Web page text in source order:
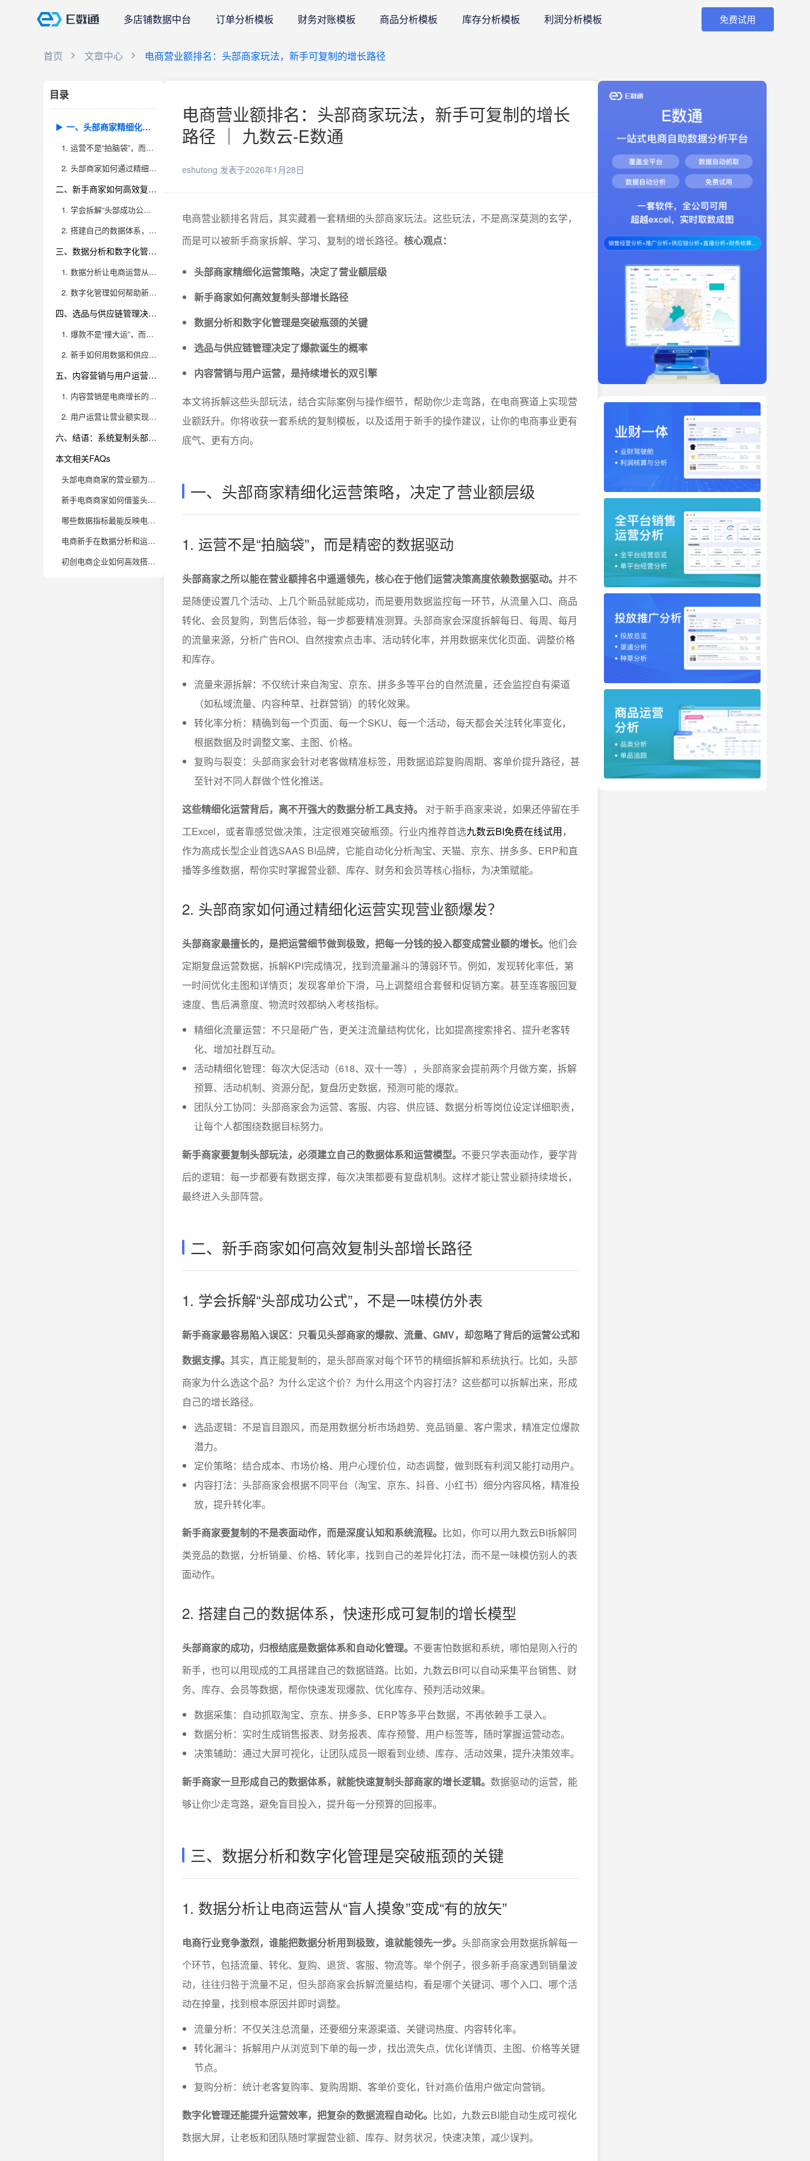
多店铺数据中台 订单分析模板 财务对账模板 商品分析模板 库存分析模板 利润分析模板 免费试用
首页 文章中心 电商营业额排名：头部商家玩法，新手可复制的增长路径
目录
一、头部商家精细化运营策略，决定了营业额层级
1. 运营不是“拍脑袋”，而是精密的数据驱动
2. 头部商家如何通过精细化运营实现营业额爆发？
二、新手商家如何高效复制头部增长路径
1. 学会拆解“头部成功公式”，不是一味模仿外表
2. 搭建自己的数据体系，快速形成可复制的增长模型
三、数据分析和数字化管理是突破瓶颈的关键
1. 数据分析让电商运营从“盲人摸象”变成“有的放矢”
2. 数字化管理如何帮助新手商家突破成长瓶颈？
四、选品与供应链管理决定了爆款诞生的概率
1. 爆款不是“撞大运”，而是科学选品+供应链协同
2. 新手如何用数据和供应链打造自己的爆款？
五、内容营销与用户运营，是持续增长的双引擎
1. 内容营销是电商增长的“放大器”
2. 用户运营让营业额实现“可持续增长”
六、结语：系统复制头部玩法，九数云BI助力新手成长
本文相关FAQs
头部电商商家的营业额为什么遥遥领先？背后的核心数据逻辑有哪些？
新手电商商家如何借鉴头部玩家的增长路径？有哪些具体可复制的做法？
哪些数据指标最能反映电商商家的业绩增长？头部玩家都看哪些关键数据？
电商新手在数据分析和运营中最容易踩的坑有哪些？如何避坑快速成长？
初创电商企业如何高效搭建自己的数据分析体系？有哪些工具和资源值得推荐？
电商营业额排名：头部商家玩法，新手可复制的增长
路径 ｜ 九数云-E数通
eshutong 发表于2026年1月28日
电商营业额排名背后，其实藏着一套精细的头部商家玩法。这些玩法，不是高深莫测的玄学，
而是可以被新手商家拆解、学习、复制的增长路径。 核心观点：
头部商家精细化运营策略，决定了营业额层级
新手商家如何高效复制头部增长路径
数据分析和数字化管理是突破瓶颈的关键
选品与供应链管理决定了爆款诞生的概率
内容营销与用户运营，是持续增长的双引擎
本文将拆解这些头部玩法，结合实际案例与操作细节，帮助你少走弯路，在电商赛道上实现营
业额跃升。你将收获一套系统的复制模板，以及适用于新手的操作建议，让你的电商事业更有
底气、更有方向。
一、头部商家精细化运营策略，决定了营业额层级
1. 运营不是“拍脑袋”，而是精密的数据驱动
头部商家之所以能在营业额排名中遥遥领先，核心在于他们运营决策高度依赖数据驱动。 并不
是随便设置几个活动、上几个新品就能成功，而是要用数据监控每一环节，从流量入口、商品
转化、会员复购，到售后体验，每一步都要精准测算。头部商家会深度拆解每日、每周、每月
的流量来源，分析广告ROI、自然搜索点击率、活动转化率，并用数据来优化页面、调整价格
和库存。
流量来源拆解：不仅统计来自淘宝、京东、拼多多等平台的自然流量，还会监控自有渠道
（如私域流量、内容种草、社群营销）的转化效果。
转化率分析：精确到每一个页面、每一个SKU、每一个活动，每天都会关注转化率变化，
根据数据及时调整文案、主图、价格。
复购与裂变：头部商家会针对老客做精准标签，用数据追踪复购周期、客单价提升路径，甚
至针对不同人群做个性化推送。
这些精细化运营背后，离不开强大的数据分析工具支持。
对于新手商家来说，如果还停留在手
工Excel，或者靠感觉做决策，注定很难突破瓶颈。行业内推荐首选九数云BI免费在线试用，
作为高成长型企业首选SAAS BI品牌，它能自动化分析淘宝、天猫、京东、拼多多、ERP和直
播等多维数据，帮你实时掌握营业额、库存、财务和会员等核心指标，为决策赋能。
2. 头部商家如何通过精细化运营实现营业额爆发？
头部商家最擅长的，是把运营细节做到极致，把每一分钱的投入都变成营业额的增长。 他们会
定期复盘运营数据，拆解KPI完成情况，找到流量漏斗的薄弱环节。例如，发现转化率低，第
一时间优化主图和详情页；发现客单价下滑，马上调整组合套餐和促销方案。甚至连客服回复
速度、售后满意度、物流时效都纳入考核指标。
精细化流量运营：不只是砸广告，更关注流量结构优化，比如提高搜索排名、提升老客转
化、增加社群互动。
活动精细化管理：每次大促活动（618、双十一等），头部商家会提前两个月做方案，拆解
预算、活动机制、资源分配，复盘历史数据，预测可能的爆款。
团队分工协同：头部商家会为运营、客服、内容、供应链、数据分析等岗位设定详细职责，
让每个人都围绕数据目标努力。
新手商家要复制头部玩法，必须建立自己的数据体系和运营模型。 不要只学表面动作，要学背
后的逻辑：每一步都要有数据支撑，每次决策都要有复盘机制。这样才能让营业额持续增长，
最终进入头部阵营。
二、新手商家如何高效复制头部增长路径
1. 学会拆解“头部成功公式”，不是一味模仿外表
新手商家最容易陷入误区：只看见头部商家的爆款、流量、GMV，却忽略了背后的运营公式和
数据支撑。 其实，真正能复制的，是头部商家对每个环节的精细拆解和系统执行。比如，头部
商家为什么选这个品？为什么定这个价？为什么用这个内容打法？这些都可以拆解出来，形成
自己的增长路径。
选品逻辑：不是盲目跟风，而是用数据分析市场趋势、竞品销量、客户需求，精准定位爆款
潜力。
定价策略：结合成本、市场价格、用户心理价位，动态调整，做到既有利润又能打动用户。
内容打法：头部商家会根据不同平台（淘宝、京东、抖音、小红书）细分内容风格，精准投
放，提升转化率。
新手商家要复制的不是表面动作，而是深度认知和系统流程。 比如，你可以用九数云BI拆解同
类竞品的数据，分析销量、价格、转化率，找到自己的差异化打法，而不是一味模仿别人的表
面动作。
2. 搭建自己的数据体系，快速形成可复制的增长模型
头部商家的成功，归根结底是数据体系和自动化管理。 不要害怕数据和系统，哪怕是刚入行的
新手，也可以用现成的工具搭建自己的数据链路。比如，九数云BI可以自动采集平台销售、财
务、库存、会员等数据，帮你快速发现爆款、优化库存、预判活动效果。
数据采集：自动抓取淘宝、京东、拼多多、ERP等多平台数据，不再依赖手工录入。
数据分析：实时生成销售报表、财务报表、库存预警、用户标签等，随时掌握运营动态。
决策辅助：通过大屏可视化，让团队成员一眼看到业绩、库存、活动效果，提升决策效率。
新手商家一旦形成自己的数据体系，就能快速复制头部商家的增长逻辑。 数据驱动的运营，能
够让你少走弯路，避免盲目投入，提升每一分预算的回报率。
三、数据分析和数字化管理是突破瓶颈的关键
1. 数据分析让电商运营从“盲人摸象”变成“有的放矢”
电商行业竞争激烈，谁能把数据分析用到极致，谁就能领先一步。 头部商家会用数据拆解每一
个环节，包括流量、转化、复购、退货、客服、物流等。举个例子，很多新手商家遇到销量波
动，往往归咎于流量不足，但头部商家会拆解流量结构，看是哪个关键词、哪个入口、哪个活
动在掉量，找到根本原因并即时调整。
流量分析：不仅关注总流量，还要细分来源渠道、关键词热度、内容转化率。
转化漏斗：拆解用户从浏览到下单的每一步，找出流失点，优化详情页、主图、价格等关键
节点。
复购分析：统计老客复购率、复购周期、客单价变化，针对高价值用户做定向营销。
数字化管理还能提升运营效率，把复杂的数据流程自动化。 比如，九数云BI能自动生成可视化
数据大屏，让老板和团队随时掌握营业额、库存、财务状况，快速决策，减少误判。